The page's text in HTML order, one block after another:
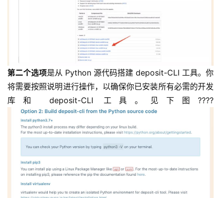
第二个选项是从 Python 源代码搭建 deposit-CLI 工具。你
将需要按照说明进行操作，以确保你已安装所有必需的开发
库和 deposit-CLI 工具。见下图????